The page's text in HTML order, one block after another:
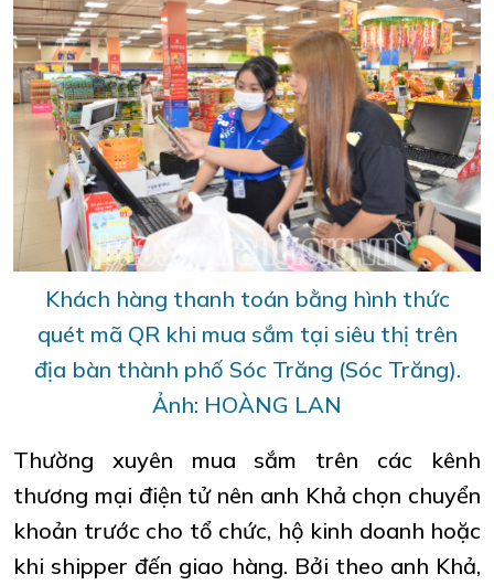
Khách hàng thanh toán bằng hình thức
quét mã QR khi mua sắm tại siêu thị trên
địa bàn thành phố Sóc Trăng (Sóc Trăng).
Ảnh: HOÀNG LAN
Thường xuyên mua sắm trên các kênh
thương mại điện tử nên anh Khả chọn chuyển
khoản trước cho tổ chức, hộ kinh doanh hoặc
khi shipper đến giao hàng. Bởi theo anh Khả,